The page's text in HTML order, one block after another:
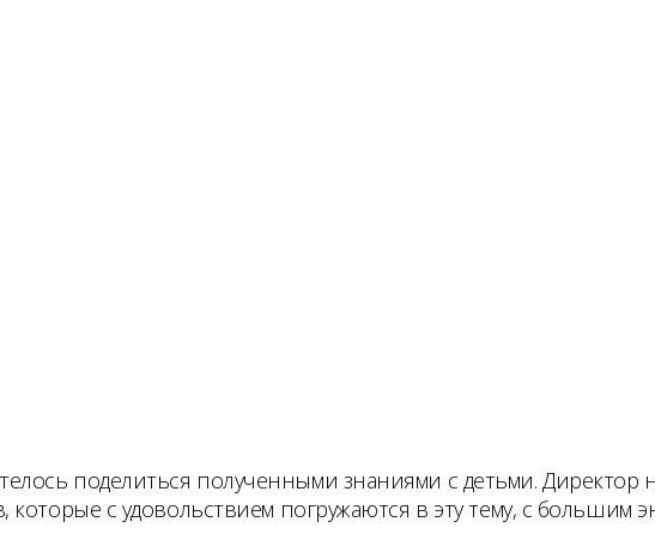
поделиться полученными знаниями с детьми.
которые с удовольствием погружаются в эту тему, с большим